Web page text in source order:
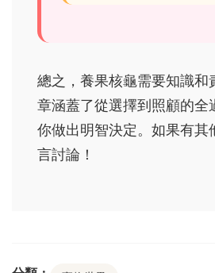
總之，養果核龜需要知識和
章涵蓋了從選擇到照顧的全
你做出明智決定。如果有其
言討論！